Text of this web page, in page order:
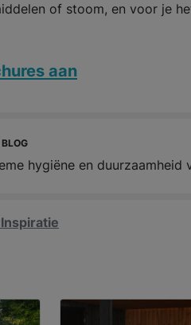
of stoom, en voor je
aan
hygiëne en duurzaamheid